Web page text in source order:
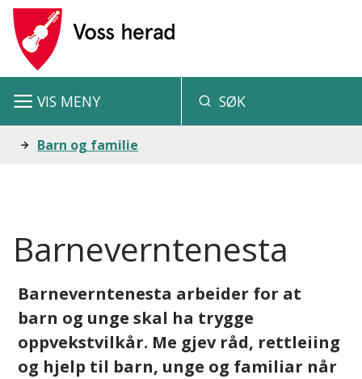
V
s
a
d
SØK
VIS MENY
Du Barn og familie
Barneverntenesta
Barneverntenesta arbeider for at
barn og unge skal ha trygge
oppvekstvilkår. Me gjev råd, rettleiing
og hjelp til barn, unge og familiar når